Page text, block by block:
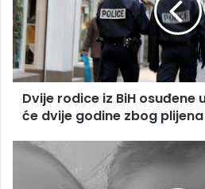
osuđene
u
Francuskoj:
Robijat
će
dvije
godine
plijena
Dvije rodice iz BiH osuđene
će dvije godine zbog
Preminuo